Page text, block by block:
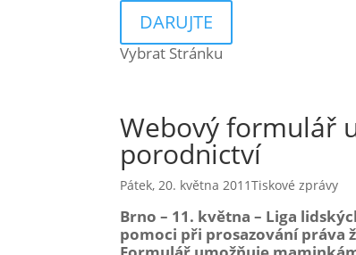
DARUJTE
Vybrat Stránku
Webový formulář
porodnictví
Pátek, 20. května 2011Tiskové zprávy
Brno – 11. května – Liga
pomoci při prosazování práva